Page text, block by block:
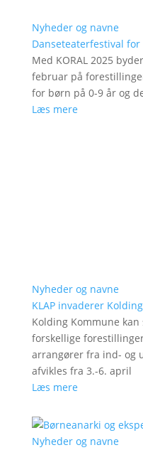
Nyheder og navne
Danseteaterfestival
Med KORAL 2025
februar på
for børn på 0-9 år og
Læs mere
Nyheder og navne
KLAP invaderer Kolding
Kolding Kommune
forskellige
arrangører fra ind- og
afvikles fra 3.-6. april
Læs mere
Nyheder og navne